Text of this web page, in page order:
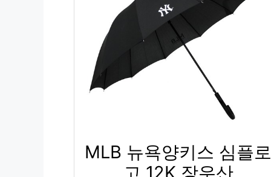
MLB 뉴욕양키스 심플로
고 12K 장우산